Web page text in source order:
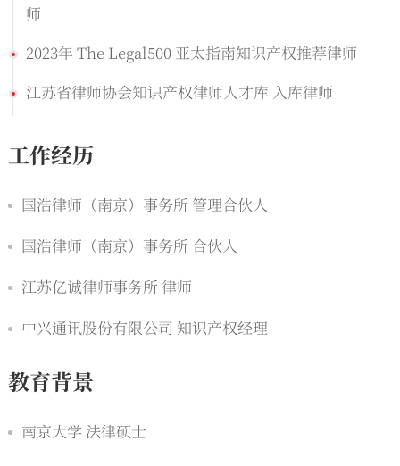
师
2023年 The Legal500 亚太指南知识产权推荐律师
江苏省律师协会知识产权律师人才库 入库律师
工作经历
国浩律师（南京）事务所 管理合伙人
国浩律师（南京）事务所 合伙人
江苏亿诚律师事务所 律师
中兴通讯股份有限公司 知识产权经理
教育背景
南京大学 法律硕士